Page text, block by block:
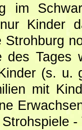
im
Kinder
Strohburg
des Tages
(s. u.
mit